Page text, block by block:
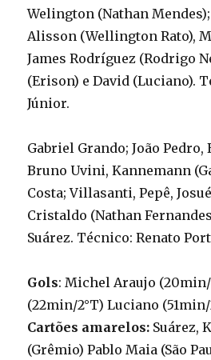
Welington (Nathan
Alisson (Wellington Rato),
James Rodríguez (Rodrigo
(Erison) e David (Luciano).
Júnior.
Gabriel Grando; João Pedro,
Bruno Uvini, Kannemann
Costa; Villasanti, Pepê,
Cristaldo (Nathan
Suárez. Técnico: Renato
Gols: Michel Araujo (20min/
(22min/2°T) Luciano (51min/
Cartões amarelos: Suárez,
(Grêmio) Pablo Maia (São